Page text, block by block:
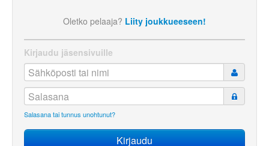
Oletko pelaaja? Liity joukkueeseen!
Kirjaudu jäsensivuille
Salasana tai tunnus unohtunut?